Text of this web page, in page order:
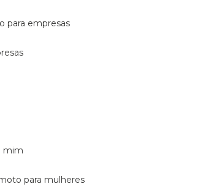
para empresas
mim
moto para mulheres